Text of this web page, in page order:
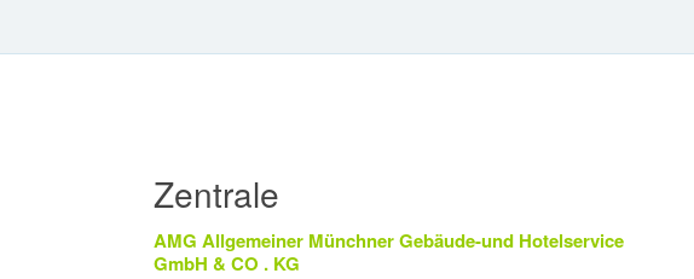
Zentrale
AMG Allgemeiner Münchner Gebäude-und Hotelservice
GmbH & CO . KG